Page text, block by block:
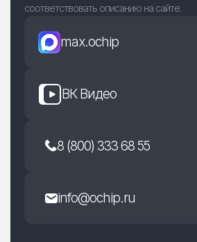
соответствовать описанию на сайте.
max.ochip
ВК Видео
8 (800) 333 68 55
info@ochip.ru